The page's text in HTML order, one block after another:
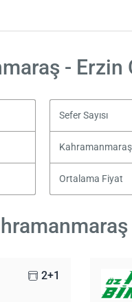
- Erzin
Sefer Sayısı
Kahramanmaraş
Ortalama Fiyat
2+1